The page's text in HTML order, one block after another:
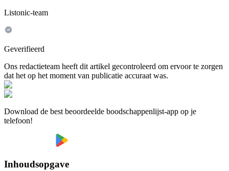
Listonic-team
Geverifieerd
Ons redactieteam heeft dit artikel gecontroleerd om ervoor te zorgen
dat het op het moment van publicatie accuraat was.
Download de best beoordeelde boodschappenlijst-app op je
telefoon!
Inhoudsopgave